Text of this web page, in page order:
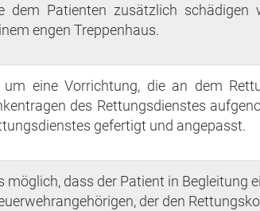
dem Patienten zusätzlich schädigen
engen Treppenhaus.
eine Vorrichtung, die an dem
des Rettungsdienstes
gefertigt und angepasst.
dass der Patient in Begleitung
der den